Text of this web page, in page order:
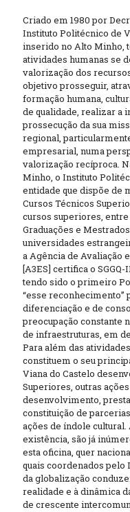
Criado em 1980 por
Instituto Politécnico de
inserido no Alto Minho,
atividades humanas se
valorização dos
objetivo prosseguir,
formação humana,
de qualidade, realizar a
prossecução da sua
regional,
empresarial, numa
valorização recíproca.
Minho, o Instituto
entidade que dispõe de
Cursos Técnicos
cursos superiores, entre
Graduações e
universidades
a Agência de Avaliação
[A3ES] certifica o
tendo sido o primeiro
“esse reconhecimento”
diferenciação e de
preocupação constante
de infraestruturas, em
Para além das
constituem o seu
Viana do Castelo
Superiores, outras
desenvolvimento,
constituição de
ações de índole cultural.
existência, são já
esta oficina, quer
quais coordenados pelo
da globalização
realidade e à dinâmica
de crescente